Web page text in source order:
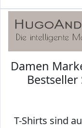
Damen
T-Shirts sind